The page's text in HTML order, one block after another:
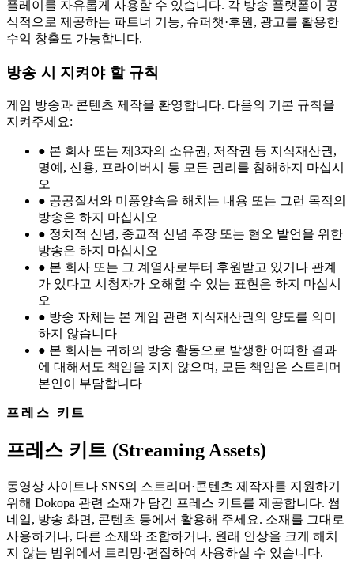
플레이를 자유롭게 사용할 수 있습니다. 각 방송 플랫폼이 공
식적으로 제공하는 파트너 기능, 슈퍼챗·후원, 광고를 활용한
수익 창출도 가능합니다.
방송 시 지켜야 할 규칙
게임 방송과 콘텐츠 제작을 환영합니다. 다음의 기본 규칙을
지켜주세요:
● 본 회사 또는 제3자의 소유권, 저작권 등 지식재산권,
명예, 신용, 프라이버시 등 모든 권리를 침해하지 마십시
오
● 공공질서와 미풍양속을 해치는 내용 또는 그런 목적의
방송은 하지 마십시오
● 정치적 신념, 종교적 신념 주장 또는 혐오 발언을 위한
방송은 하지 마십시오
● 본 회사 또는 그 계열사로부터 후원받고 있거나 관계
가 있다고 시청자가 오해할 수 있는 표현은 하지 마십시
오
● 방송 자체는 본 게임 관련 지식재산권의 양도를 의미
하지 않습니다
● 본 회사는 귀하의 방송 활동으로 발생한 어떠한 결과
에 대해서도 책임을 지지 않으며, 모든 책임은 스트리머
본인이 부담합니다
프레스 키트
프레스 키트 (Streaming Assets)
동영상 사이트나 SNS의 스트리머·콘텐츠 제작자를 지원하기
위해 Dokopa 관련 소재가 담긴 프레스 키트를 제공합니다. 썸
네일, 방송 화면, 콘텐츠 등에서 활용해 주세요. 소재를 그대로
사용하거나, 다른 소재와 조합하거나, 원래 인상을 크게 해치
지 않는 범위에서 트리밍·편집하여 사용하실 수 있습니다.